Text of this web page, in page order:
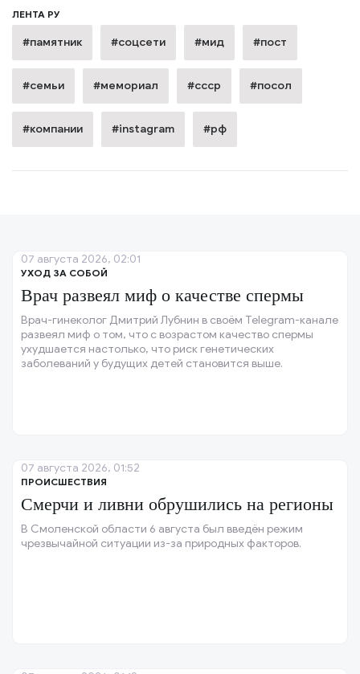
ЛЕНТА РУ
#памятник #соцсети #мид #пост
#семьи #мемориал #ссср #посол
#компании #instagram #рф
УХОД ЗА СОБОЙ
Врач развеял миф о качестве спермы
Врач-гинеколог Дмитрий Лубнин в своём Telegram-канале
развеял миф о том, что с возрастом качество спермы
ухудшается настолько, что риск генетических
заболеваний у будущих детей становится выше.
07 августа 2026, 02:01
ПРОИСШЕСТВИЯ
Смерчи и ливни обрушились на регионы
В Смоленской области 6 августа был введён режим
чрезвычайной ситуации из-за природных факторов.
07 августа 2026, 01:52